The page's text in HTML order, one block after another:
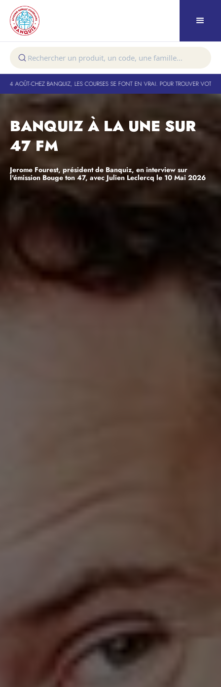
BANQUIZ, LES COURSES SE FONT EN VRAI. POUR TROUVER VOTRE TOURNÉE :05
BANQUIZ À LA UNE SUR
47 FM
Jerome Fourest, président de Banquiz, en interview sur
l'émission Bouge ton 47, avec Julien Leclercq le 10 Mai 2026